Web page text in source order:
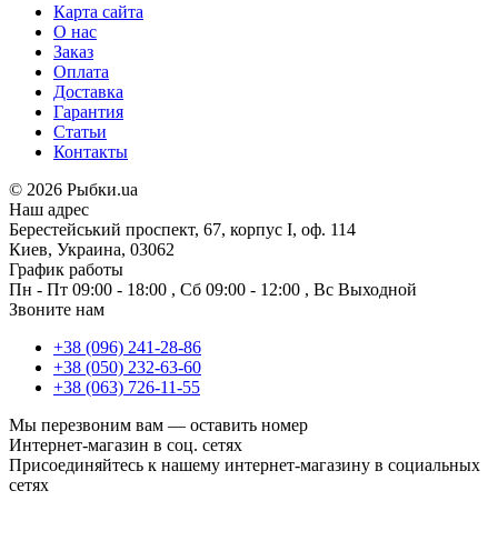
Карта сайта
О нас
Заказ
Оплата
Доставка
Гарантия
Статьи
Контакты
© 2026 Рыбки.ua
Наш адрес
Берестейський проспект, 67, корпус I, оф. 114
Киев, Украина, 03062
График работы
Пн - Пт 09:00 - 18:00 , Сб 09:00 - 12:00 , Вс Выходной
Звоните нам
+38 (096) 241-28-86
+38 (050) 232-63-60
+38 (063) 726-11-55
Мы перезвоним вам — оставить номер
Интернет-магазин в соц. сетях
Присоединяйтесь к нашему интернет-магазину в социальных
сетях